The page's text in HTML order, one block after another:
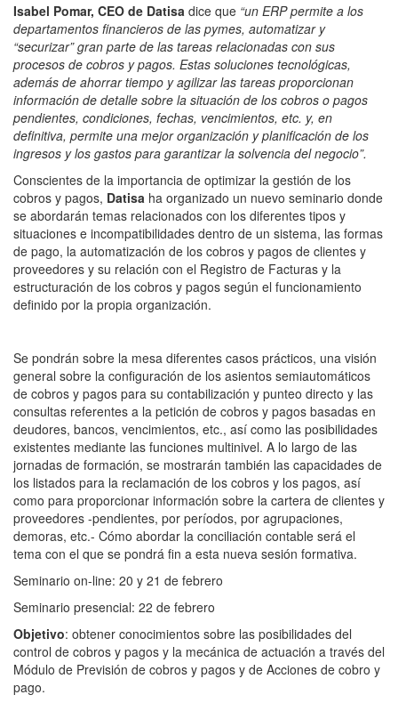
Isabel Pomar, CEO de Datisa dice que “un ERP permite a los
departamentos financieros de las pymes, automatizar y
“securizar” gran parte de las tareas relacionadas con sus
procesos de cobros y pagos. Estas soluciones tecnológicas,
además de ahorrar tiempo y agilizar las tareas proporcionan
información de detalle sobre la situación de los cobros o pagos
pendientes, condiciones, fechas, vencimientos, etc. y, en
definitiva, permite una mejor organización y planificación de los
ingresos y los gastos para garantizar la solvencia del negocio”.
Conscientes de la importancia de optimizar la gestión de los
cobros y pagos, Datisa ha organizado un nuevo seminario donde
se abordarán temas relacionados con los diferentes tipos y
situaciones e incompatibilidades dentro de un sistema, las formas
de pago, la automatización de los cobros y pagos de clientes y
proveedores y su relación con el Registro de Facturas y la
estructuración de los cobros y pagos según el funcionamiento
definido por la propia organización.
Se pondrán sobre la mesa diferentes casos prácticos, una visión
general sobre la configuración de los asientos semiautomáticos
de cobros y pagos para su contabilización y punteo directo y las
consultas referentes a la petición de cobros y pagos basadas en
deudores, bancos, vencimientos, etc., así como las posibilidades
existentes mediante las funciones multinivel. A lo largo de las
jornadas de formación, se mostrarán también las capacidades de
los listados para la reclamación de los cobros y los pagos, así
como para proporcionar información sobre la cartera de clientes y
proveedores -pendientes, por períodos, por agrupaciones,
demoras, etc.- Cómo abordar la conciliación contable será el
tema con el que se pondrá fin a esta nueva sesión formativa.
Seminario on-line: 20 y 21 de febrero
Seminario presencial: 22 de febrero
Objetivo: obtener conocimientos sobre las posibilidades del
control de cobros y pagos y la mecánica de actuación a través del
Módulo de Previsión de cobros y pagos y de Acciones de cobro y
pago.